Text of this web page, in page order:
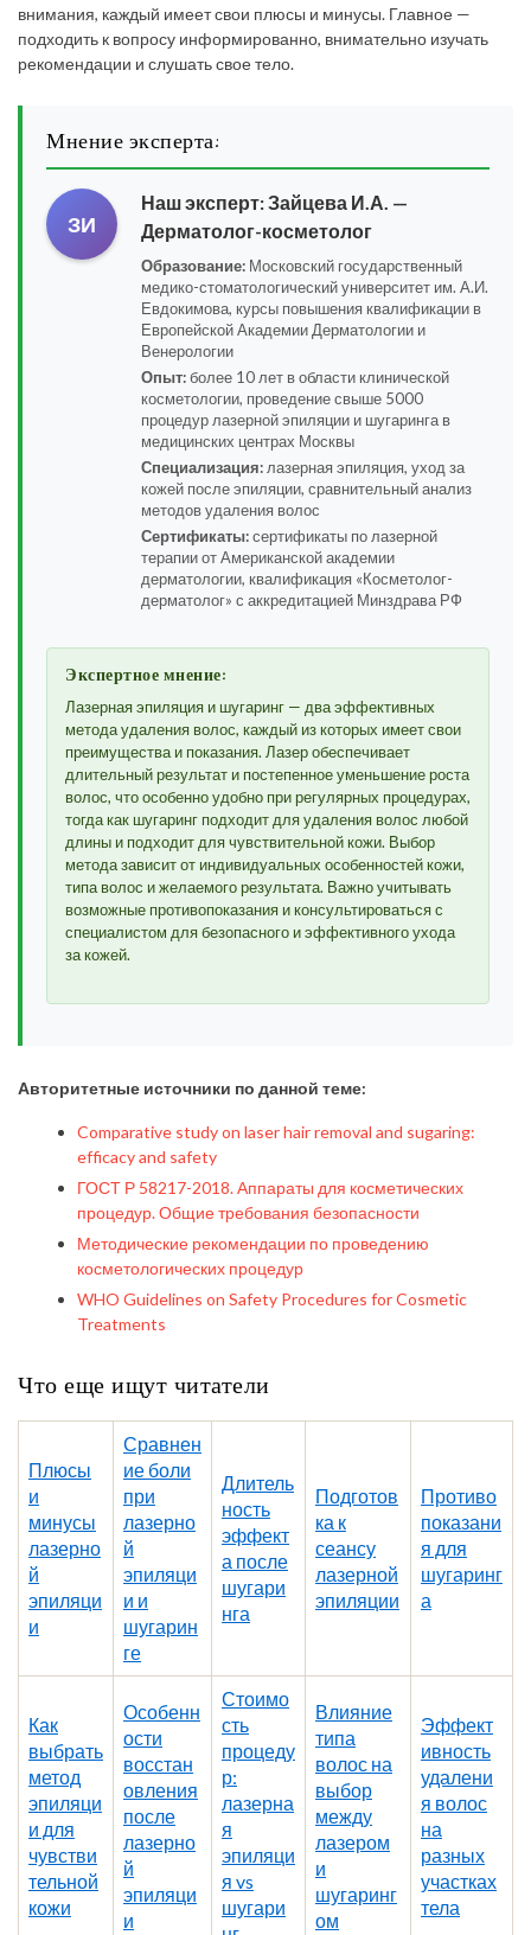
внимания, каждый имеет свои плюсы и минусы. Главное —
подходить к вопросу информированно, внимательно изучать
рекомендации и слушать свое тело.
Мнение эксперта:
ЗИ
Наш эксперт:Зайцева И.А. —
Дерматолог-косметолог
Образование: Московский государственный
медико-стоматологический университет им. А.И.
Евдокимова, курсы повышения квалификации в
Европейской Академии Дерматологии и
Венерологии
Опыт:более 10 лет в области клинической
косметологии, проведение свыше 5000
процедур лазерной эпиляции и шугаринга в
медицинских центрах Москвы
Специализация: лазерная эпиляция, уход за
кожей после эпиляции, сравнительный анализ
методов удаления волос
Сертификаты:сертификаты по лазерной
терапии от Американской академии
дерматологии, квалификация «Косметолог-
дерматолог» с аккредитацией Минздрава РФ
Экспертное мнение:
Лазерная эпиляция и шугаринг — два эффективных
метода удаления волос, каждый из которых имеет свои
преимущества и показания. Лазер обеспечивает
длительный результат и постепенное уменьшение роста
волос, что особенно удобно при регулярных процедурах,
тогда как шугаринг подходит для удаления волос любой
длины и подходит для чувствительной кожи. Выбор
метода зависит от индивидуальных особенностей кожи,
типа волос и желаемого результата. Важно учитывать
возможные противопоказания и консультироваться с
специалистом для безопасного и эффективного ухода
за кожей.
Авторитетные источники по данной теме:
Comparative study on laser hair removal and sugaring:
efficacy and safety
ГОСТ Р 58217-2018. Аппараты для косметических
процедур. Общие требования безопасности
Методические рекомендации по проведению
косметологических процедур
WHO Guidelines on Safety Procedures for Cosmetic
Treatments
Что еще ищут читатели
Плюсы
и
минусы
лазерно
й
эпиляци
и
Сравнен
ие боли
при
лазерно
й
эпиляци
и и
шугарин
ге
Длитель
ность
эффект
а после
шугари
нга
Подготов
ка к
сеансу
лазерной
эпиляции
Противо
показани
я для
шугаринг
а
Как
выбрать
метод
эпиляци
и для
чувстви
тельной
кожи
Особенн
ости
восстан
овления
после
лазерно
й
эпиляци
и
Стоимо
сть
процеду
р:
лазерна
я
эпиляци
я vs
шугари
Влияние
типа
волос на
выбор
между
лазером
и
шугаринг
ом
Эффект
ивность
удалени
я волос
на
разных
участках
тела